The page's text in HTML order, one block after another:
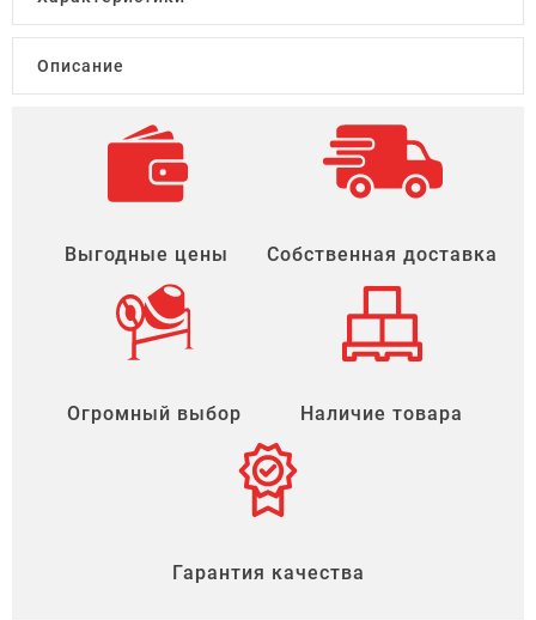
Описание
Выгодные цены Собственная доставка
Огромный выбор Наличие товара
Гарантия качества